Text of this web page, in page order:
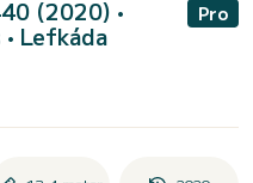
(2020) •
Lefkáda
Pro